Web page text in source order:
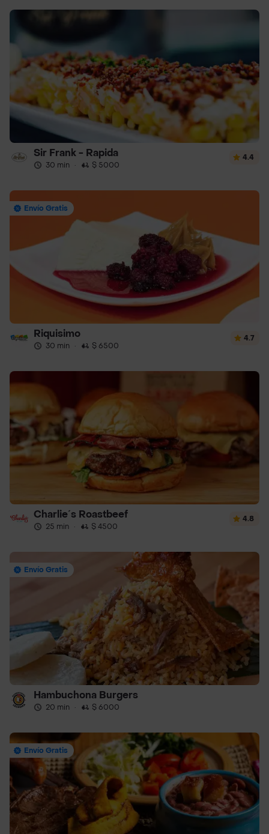
Sir Frank - Rapida
30 min · $ 5000
4.4
Envío Gratis
Riquisimo
30 min · $ 6500
4.7
Charlie´s Roastbeef
25 min · $ 4500
4.8
Envío Gratis
Hambuchona Burgers
20 min · $ 6000
Envío Gratis